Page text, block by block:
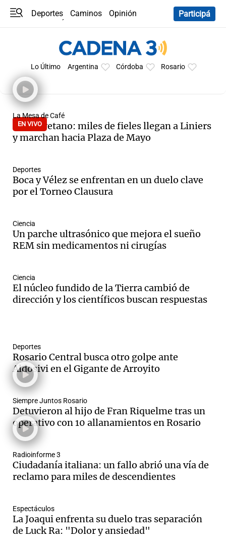
Deportes Caminos
Opinión
Participá
Lo Último Argentina Córdoba Rosario
EN VIVO
La Mesa de Café
San Cayetano: miles de fieles llegan a Liniers
y marchan hacia Plaza de Mayo
Deportes
Boca y Vélez se enfrentan en un duelo clave
por el Torneo Clausura
Ciencia
Un parche ultrasónico que mejora el sueño
REM sin medicamentos ni cirugías
Ciencia
El núcleo fundido de la Tierra cambió de
dirección y los científicos buscan respuestas
Deportes
Rosario Central busca otro golpe ante
Aldosivi en el Gigante de Arroyito
Siempre Juntos Rosario
Detuvieron al hijo de Fran Riquelme tras un
operativo con 10 allanamientos en Rosario
Radioinforme 3
Ciudadanía italiana: un fallo abrió una vía de
reclamo para miles de descendientes
Espectáculos
La Joaqui enfrenta su duelo tras separación
de Luck Ra: "Dolor y ansiedad"
Mundial 2026
La Sole en
Cadena 3